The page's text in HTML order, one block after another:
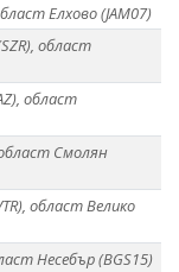
Елхово (JAM07)
област
област
Смолян
област Велико
Несебър (BGS15)